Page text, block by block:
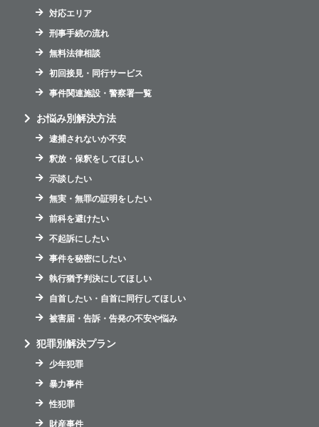
対応エリア
刑事手続の流れ
無料法律相談
初回接見・同行サービス
事件関連施設・警察署一覧
お悩み別解決方法
逮捕されないか不安
釈放・保釈をしてほしい
示談したい
無実・無罪の証明をしたい
前科を避けたい
不起訴にしたい
事件を秘密にしたい
執行猶予判決にしてほしい
自首したい・自首に同行してほしい
被害届・告訴・告発の不安や悩み
犯罪別解決プラン
少年犯罪
暴力事件
性犯罪
財産事件